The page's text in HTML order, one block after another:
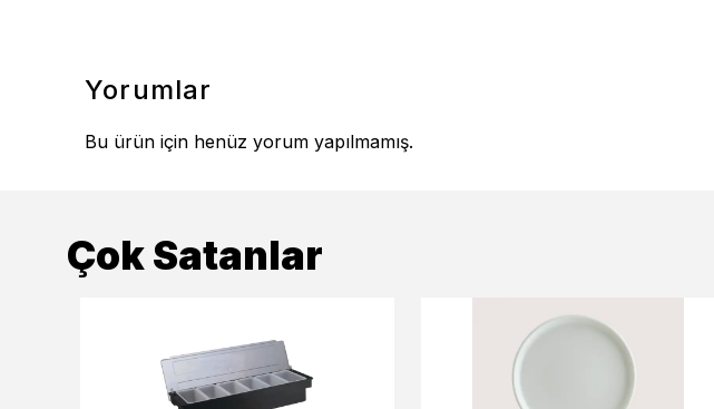
Yorumlar
Bu ürün için henüz yorum yapılmamış.
Çok Satanlar